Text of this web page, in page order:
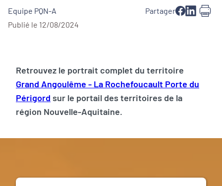
Equipe PQN-A
Publié le 12/08/2024
Partager
Retrouvez le portrait complet du territoire
Grand Angoulême - La Rochefoucault Porte du
Périgord sur le portail des territoires de la
région Nouvelle-Aquitaine.